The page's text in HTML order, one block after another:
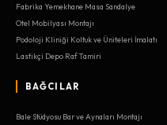
Fabrika Yemekhane Masa Sandalye
Otel Mobilyası Montajı
Podoloji Kliniği Koltuk ve Üniteleri İmalatı
Lastikçi Depo Raf Tamiri
BAĞCILAR
Bale Stüdyosu Bar ve Aynaları Montajı